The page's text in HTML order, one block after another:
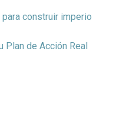
construir imperio
Plan de Acción Real